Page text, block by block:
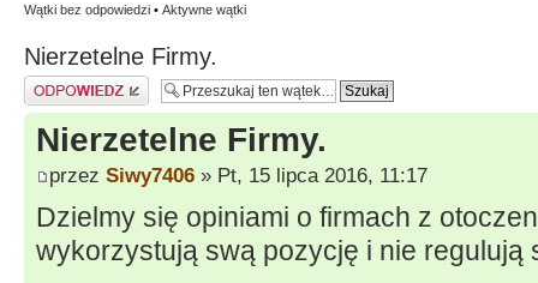
Wątki bez odpowiedzi • Aktywne wątki
Nierzetelne Firmy.
Odpowiedz
Nierzetelne Firmy.
przez Siwy7406 » Pt, 15 lipca 2016, 11:17
Dzielmy się opiniami o firmach z
wykorzystują swą pozycję i nie regulują